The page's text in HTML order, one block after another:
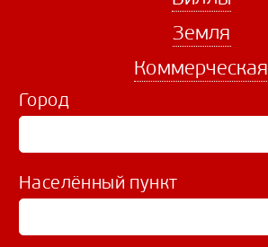
Земля
Коммерческая
Город
Населённый пункт